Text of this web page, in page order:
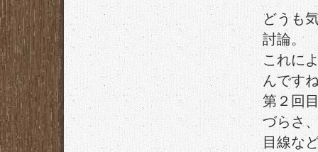
どうも
討論。
これに
んです
第２回
づらさ
目線な